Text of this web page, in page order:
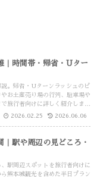
｜時間帯・帰省・Uター
。帰省・Uターンラッシュのピ
お土産売り場の行列、駐車場や
旅行者向けに詳しく紹介しま
2026.02.25 2026.06.06
｜駅や周辺の見どころ・
駅周辺スポットを旅行者向けに
熊本城観光を含めた半日プラン